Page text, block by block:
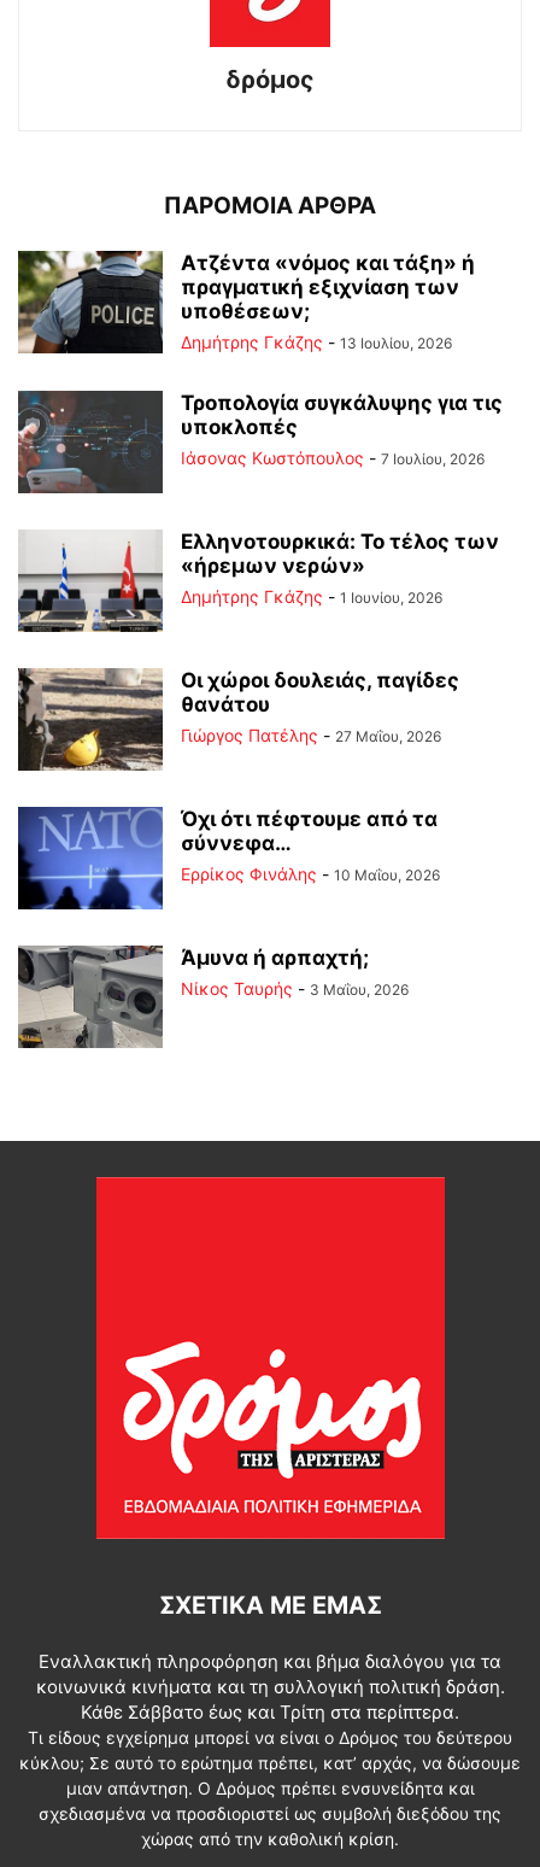
δρόμος
ΠΑΡΟΜΟΙΑ ΑΡΘΡΑ
Ατζέντα «νόμος και τάξη» ή
πραγματική εξιχνίαση των
υποθέσεων;
Δημήτρης Γκάζης - 13 Ιουλίου, 2026
Τροπολογία συγκάλυψης για τις
υποκλοπές
Ιάσονας Κωστόπουλος - 7 Ιουλίου, 2026
Ελληνοτουρκικά: Το τέλος των
«ήρεμων νερών»
Δημήτρης Γκάζης - 1 Ιουνίου, 2026
Οι χώροι δουλειάς, παγίδες
θανάτου
Γιώργος Πατέλης - 27 Μαΐου, 2026
Όχι ότι πέφτουμε από τα
σύννεφα…
Ερρίκος Φινάλης - 10 Μαΐου, 2026
Άμυνα ή αρπαχτή;
Νίκος Ταυρής - 3 Μαΐου, 2026
ΣΧΕΤΙΚΆ ΜΕ ΕΜΆΣ
Εναλλακτική πληροφόρηση και βήμα διαλόγου για τα
κοινωνικά κινήματα και τη συλλογική πολιτική δράση.
Κάθε Σάββατο έως και Τρίτη στα περίπτερα.
Τι είδους εγχείρημα μπορεί να είναι ο Δρόμος του δεύτερου
κύκλου; Σε αυτό το ερώτημα πρέπει, κατ’ αρχάς, να δώσουμε
μιαν απάντηση. Ο Δρόμος πρέπει ενσυνείδητα και
σχεδιασμένα να προσδιοριστεί ως συμβολή διεξόδου της
χώρας από την καθολική κρίση.